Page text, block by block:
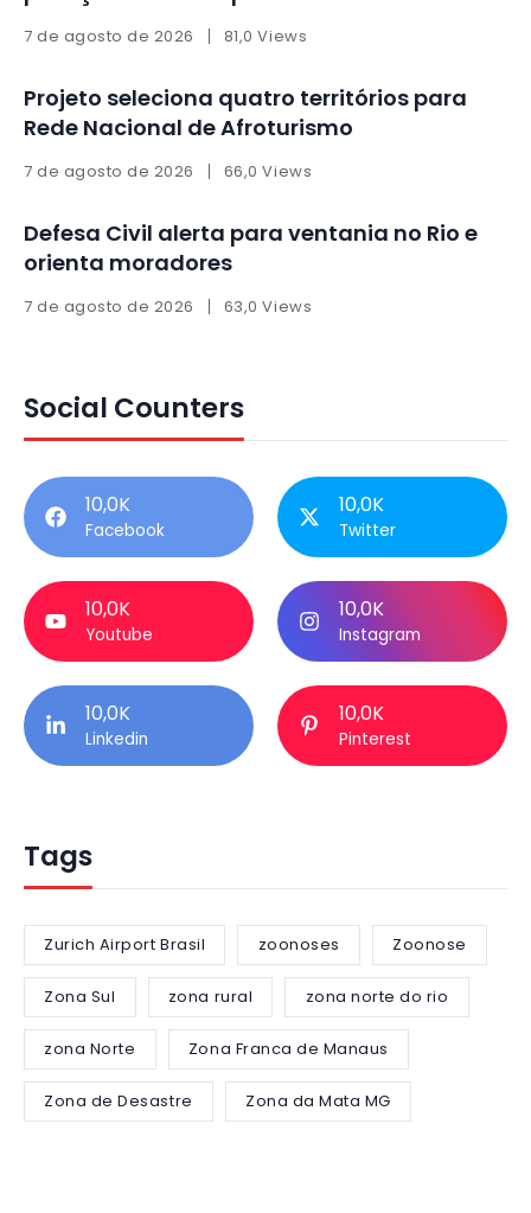
7 de agosto de 2026 81,0 Views
Projeto seleciona quatro territórios para
Rede Nacional de Afroturismo
7 de agosto de 2026 66,0 Views
Defesa Civil alerta para ventania no Rio e
orienta moradores
7 de agosto de 2026 63,0 Views
Social Counters
10,0K
Facebook
10,0K
Twitter
10,0K
Youtube
10,0K
Instagram
10,0K
Linkedin
10,0K
Pinterest
Tags
Zurich Airport Brasil zoonoses Zoonose
Zona Sul zona rural zona norte do rio
zona Norte Zona Franca de Manaus
Zona de Desastre Zona da Mata MG